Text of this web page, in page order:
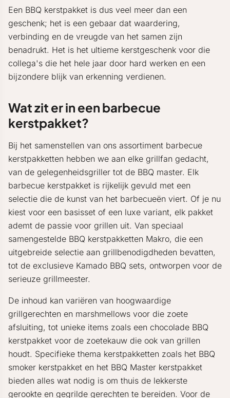
Een BBQ kerstpakket is dus veel meer dan een
geschenk; het is een gebaar dat waardering,
verbinding en de vreugde van het samen zijn
benadrukt. Het is het ultieme kerstgeschenk voor die
collega's die het hele jaar door hard werken en een
bijzondere blijk van erkenning verdienen.
Wat zit er in een barbecue
kerstpakket?
Bij het samenstellen van ons assortiment barbecue
kerstpakketten hebben we aan elke grillfan gedacht,
van de gelegenheidsgriller tot de BBQ master. Elk
barbecue kerstpakket is rijkelijk gevuld met een
selectie die de kunst van het barbecueën viert. Of je nu
kiest voor een basisset of een luxe variant, elk pakket
ademt de passie voor grillen uit. Van speciaal
samengestelde BBQ kerstpakketten Makro, die een
uitgebreide selectie aan grillbenodigdheden bevatten,
tot de exclusieve Kamado BBQ sets, ontworpen voor de
serieuze grillmeester.
De inhoud kan variëren van hoogwaardige
grillgerechten en marshmellows voor die zoete
afsluiting, tot unieke items zoals een chocolade BBQ
kerstpakket voor de zoetekauw die ook van grillen
houdt. Specifieke thema kerstpakketten zoals het BBQ
smoker kerstpakket en het BBQ Master kerstpakket
bieden alles wat nodig is om thuis de lekkerste
gerookte en gegrilde gerechten te bereiden. Voor de